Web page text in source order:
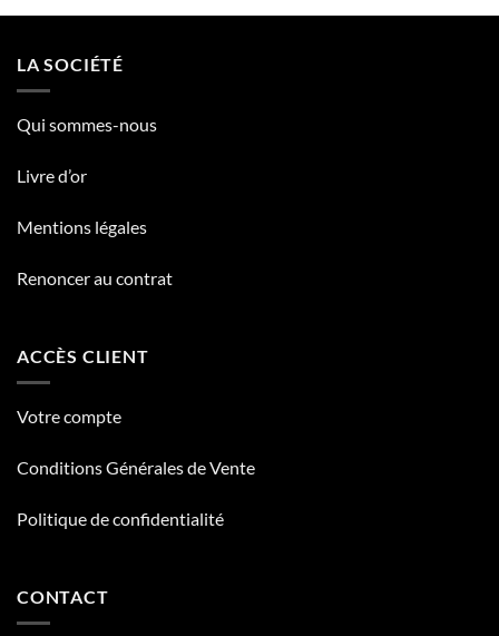
LA SOCIÉTÉ
Qui sommes-nous
Livre d’or
Mentions légales
Renoncer au contrat
ACCÈS CLIENT
Votre compte
Conditions Générales de Vente
Politique de confidentialité
CONTACT